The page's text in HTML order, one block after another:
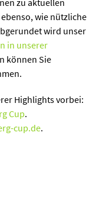
wie nützliche
wird unser
in unserer
können Sie
Highlights vorbei:
Cup.
cup.de.